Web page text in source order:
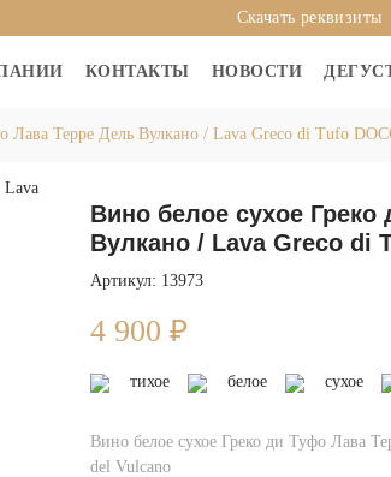
Скачать реквизиты
КОНТАКТЫ НОВОСТИ
Лава Терре Дель Вулкано / Lava Greco di Tufo
Вино белое сухое
Вулкано / Lava Greco di
Артикул: 13973
4 900 ₽
тихое белое сухое
Вино белое сухое Греко ди Туфо Лава
del Vulcano